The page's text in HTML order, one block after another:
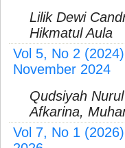
Lilik Dewi
Hikmatul Aula
Vol 5, No 2
November 2024
Qudsiyah
Afkarina,
Vol 7, No 1